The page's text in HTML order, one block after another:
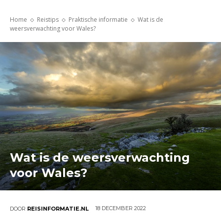
Home Reistips Praktische informatie
Wat is de
weersverwachting voor Wales?
Wat is de weersverwachting
voor Wales?
DOOR REISINFORMATIE.NL 18 DECEMBER 2022